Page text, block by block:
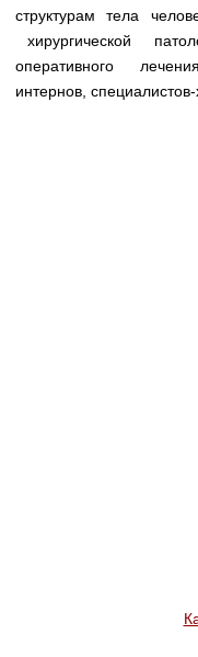
Нормы
исследований
структурам тела
хирургической
оперативного
интернов, специалистов-